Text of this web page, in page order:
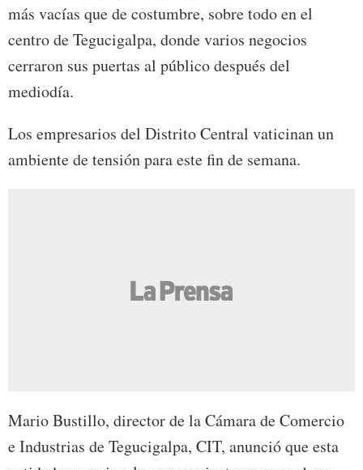
más vacías que de costumbre, sobre todo en el
centro de Tegucigalpa, donde varios negocios
cerraron sus puertas al público después del
mediodía.
Los empresarios del Distrito Central vaticinan un
ambiente de tensión para este fin de semana.
Mario Bustillo, director de la Cámara de Comercio
e Industrias de Tegucigalpa, CIT, anunció que esta